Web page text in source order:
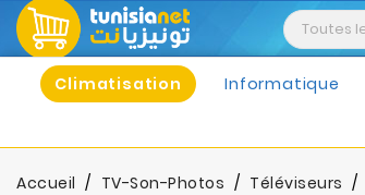
Climatisation Informatique
Accueil TV-Son-Photos Téléviseurs